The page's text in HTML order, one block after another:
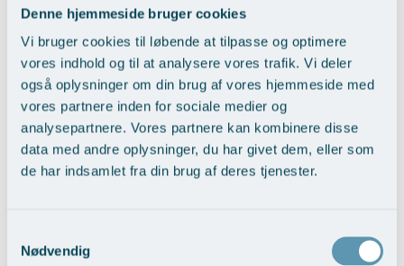
Denne hjemmeside bruger cookies
Vi bruger cookies til løbende at tilpasse og optimere
vores indhold og til at analysere vores trafik. Vi deler
også oplysninger om din brug af vores hjemmeside med
vores partnere inden for sociale medier og
analysepartnere. Vores partnere kan kombinere disse
data med andre oplysninger, du har givet dem, eller som
de har indsamlet fra din brug af deres tjenester.
Nødvendig
Tilbage til Nyheder
Kontakt os
Brug formularen eller kontakt os direkte via telefon, hvis